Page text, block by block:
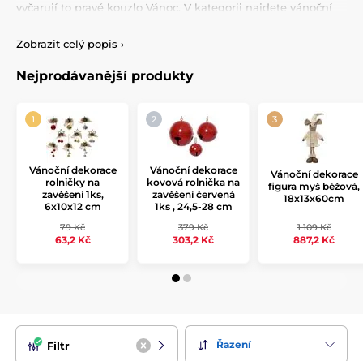
vyčarují to pravé kouzlo Vánoc. V kategorii najdete vánoční
dekorace, které zútulní váš domov.
Zobrazit celý popis ›
Nejprodávanější produkty
Vánoční dekorace
rolničky na
zavěšení 1ks,
6x10x12 cm
79 Kč
63,2 Kč
Vánoční dekorace
kovová rolnička na
zavěšení červená
1ks , 24,5-28 cm
379 Kč
303,2 Kč
Vánoční dekorace
figura myš béžová,
18x13x60cm
1 109 Kč
887,2 Kč
Filtr Řazení